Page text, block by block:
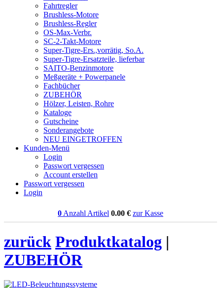
Fahrtregler
Brushless-Motore
Brushless-Regler
OS-Max-Verbr.
SC-2-Takt-Motore
Super-Tigre-Ers.,vorrätig, So.A.
Super-Tigre-Ersatzteile, lieferbar
SAITO-Benzinmotore
Meßgeräte + Powerpanele
Fachbücher
ZUBEHÖR
Hölzer, Leisten, Rohre
Kataloge
Gutscheine
Sonderangebote
NEU EINGETROFFEN
Kunden-Menü
Login
Passwort vergessen
Account erstellen
Passwort vergessen
Login
0 Anzahl Artikel 0.00 € zur Kasse
zurück Produktkatalog |
ZUBEHÖR